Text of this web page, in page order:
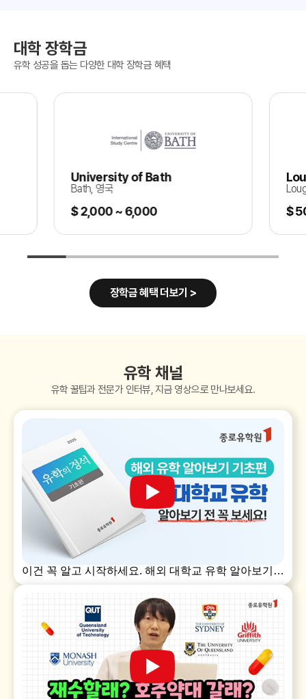
대학 장학금
유학 성공을 돕는 다양한 대학 장학금 혜택
University of Bath
Bath, 영국
$ 2,000 ~ 6,000 $
장학금 혜택 더보기 >
유학 채널
유학 꿀팁과 전문가 인터뷰, 지금 영상으로 만나보세요.
이건 꼭 알고 시작하세요. 해외 대학교 유학 알아보기
전 꼭 알아야 하는 기본 정보!